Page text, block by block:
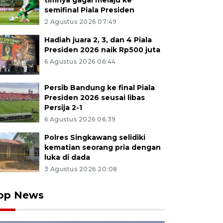
semifinal Piala Presiden
2 Agustus 2026 07:49
Hadiah juara 2, 3, dan 4 Piala
Presiden 2026 naik Rp500 juta
6 Agustus 2026 06:44
Persib Bandung ke final Piala
Presiden 2026 seusai libas
Persija 2-1
6 Agustus 2026 06:39
Polres Singkawang selidiki
kematian seorang pria dengan
luka di dada
3 Agustus 2026 20:08
News